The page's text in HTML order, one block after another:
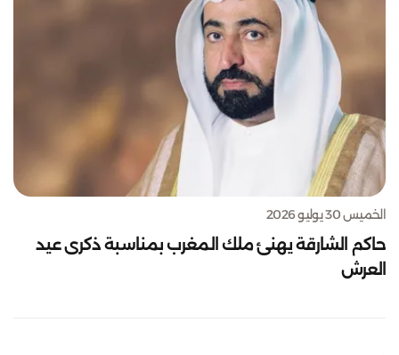
الخميس 30 يوليو 2026
حاكم الشارقة يهنئ ملك المغرب بمناسبة ذكرى عيد
العرش